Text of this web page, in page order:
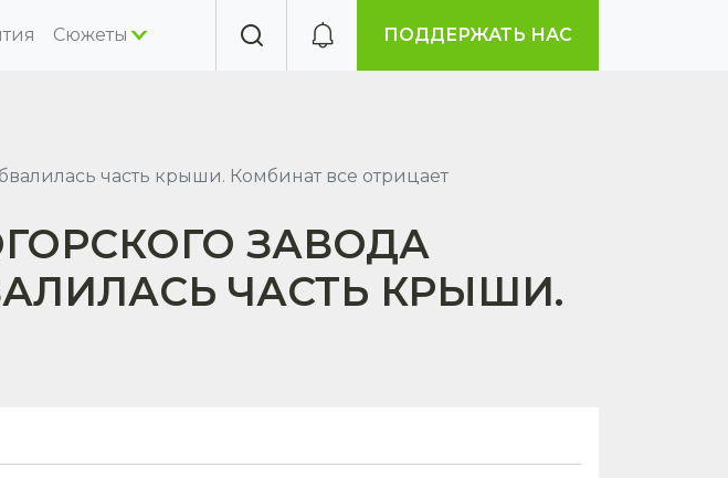
Сюжеты ПОДДЕРЖАТЬ НАС
часть крыши. Комбинат все отрицает
ЗАВОДА
ЧАСТЬ КРЫШИ.